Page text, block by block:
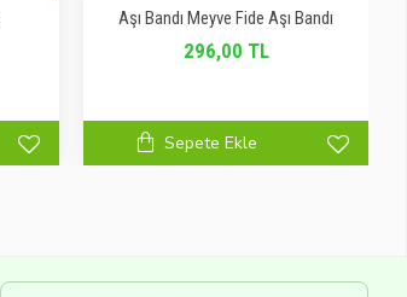
Aşı Bandı Meyve Fide Aşı Bandı
296,00 TL
Sepete Ekle